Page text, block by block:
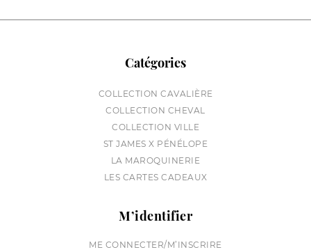
Catégories
COLLECTION CAVALIÈRE
COLLECTION CHEVAL
COLLECTION VILLE
ST JAMES X PÉNÉLOPE
LA MAROQUINERIE
LES CARTES CADEAUX
M’identifier
ME CONNECTER/M’INSCRIRE